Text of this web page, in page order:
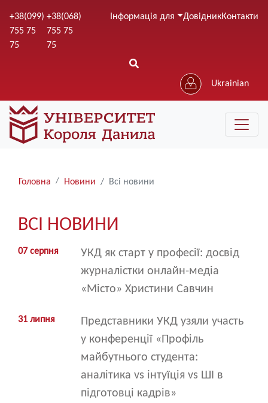
до
+38(099)
755 75
75
+38(068)
755 75
75
Інформація для ДовідникКонтакти
Ukrainian
Рядки
Головна Новини Всі новини
ВСІ НОВИНИ
07 серпня
УКД як старт у професії: досвід
журналістки онлайн-медіа
«Місто» Христини Савчин
31 липня
Представники УКД узяли участь
у конференції «Профіль
майбутнього студента:
аналітика vs інтуїція vs ШІ в
підготовці кадрів»